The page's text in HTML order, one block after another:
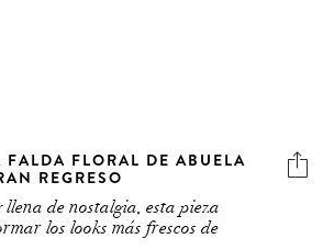
REGRESO
de nostalgia, esta pieza
los looks más frescos de